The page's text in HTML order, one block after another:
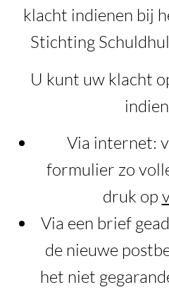
klacht indienen bij
Stichting
U kunt uw klacht
Via internet:
formulier zo
druk op
Via een brief
de nieuwe
het niet